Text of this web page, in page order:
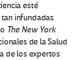
esté
infundadas
The New York
de la Salud
de los expertos